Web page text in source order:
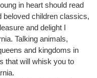
in heart should read
beloved children classics,
and delight I
Talking animals,
and kingdoms in
that will whisk you to